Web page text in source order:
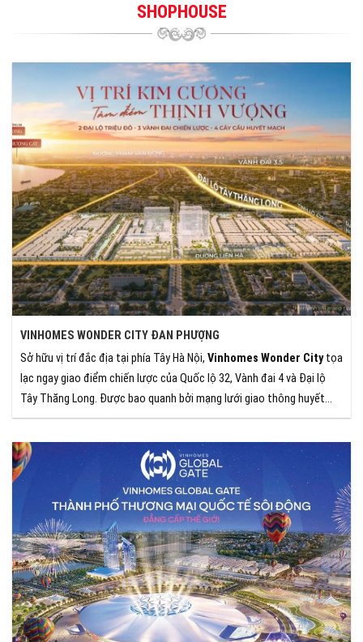
SHOPHOUSE
VINHOMES WONDER CITY ĐAN PHƯỢNG
Sở hữu vị trí đắc địa tại phía Tây Hà Nội, Vinhomes Wonder Citytọa
lạc ngay giao điểm chiến lược của Quốc lộ 32, Vành đai 4 và Đại lộ
Tây Thăng Long. Được bao quanh bởi mạng lưới giao thông huyết
mạch, dự án không chỉ đảm bảo khả năng kết nối linh hoạt mà còn
hưởng trọn lợi thế từ hạ tầng hiện đại, mở ra tiềm năng phát triển
bền vững.